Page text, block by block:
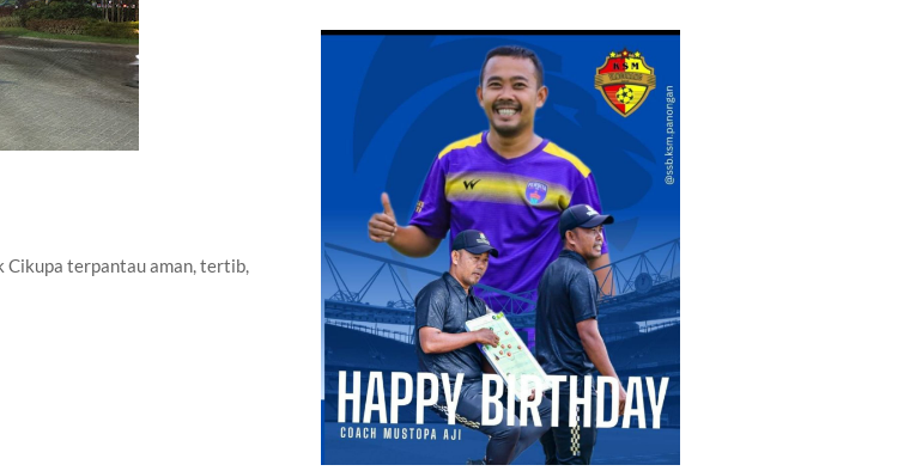
Cikupa terpantau aman, tertib,